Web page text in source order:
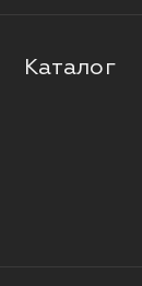
Каталог